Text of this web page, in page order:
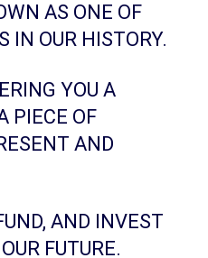
AS ONE OF
IN OUR HISTORY.
YOU A
PIECE OF
AND
AND INVEST
FUTURE.